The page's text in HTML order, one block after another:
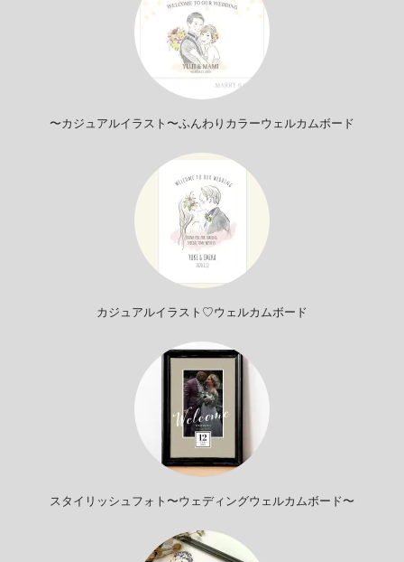
〜カジュアルイラスト〜ふんわりカラーウェルカムボード
カジュアルイラスト♡ウェルカムボード
スタイリッシュフォト〜ウェディングウェルカムボード〜